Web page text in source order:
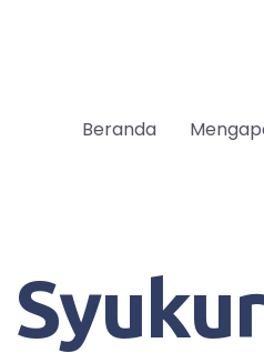
Beranda